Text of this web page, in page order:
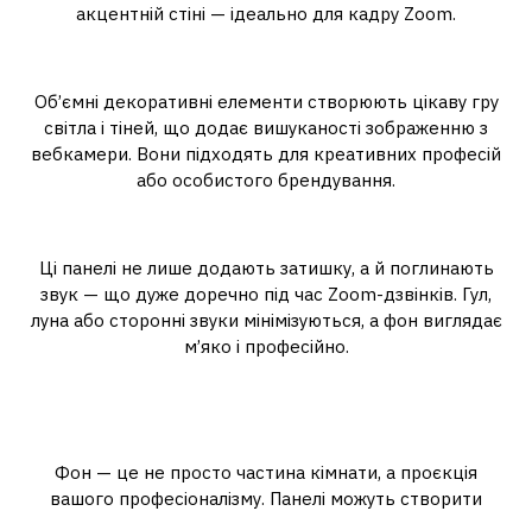
акцентній стіні — ідеально для кадру Zoom.
Об’ємні декоративні елементи створюють цікаву гру
світла і тіней, що додає вишуканості зображенню з
вебкамери. Вони підходять для креативних професій
або особистого брендування.
Ці панелі не лише додають затишку, а й поглинають
звук — що дуже доречно під час Zoom-дзвінків. Гул,
луна або сторонні звуки мінімізуються, а фон виглядає
м’яко і професійно.
Фон — це не просто частина кімнати, а проєкція
вашого професіоналізму. Панелі можуть створити